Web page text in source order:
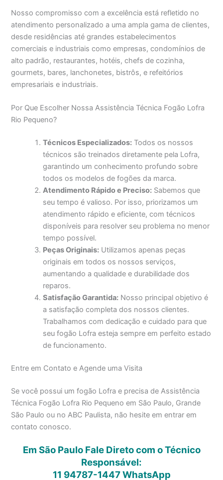
Nosso compromisso com a excelência está refletido no
atendimento personalizado a uma ampla gama de clientes,
desde residências até grandes estabelecimentos
comerciais e industriais como empresas, condomínios de
alto padrão, restaurantes, hotéis, chefs de cozinha,
gourmets, bares, lanchonetes, bistrôs, e refeitórios
empresariais e industriais.
Por Que Escolher Nossa Assistência Técnica Fogão Lofra
Rio Pequeno?
Técnicos Especializados: Todos os nossos
técnicos são treinados diretamente pela Lofra,
garantindo um conhecimento profundo sobre
todos os modelos de fogões da marca.
Atendimento Rápido e Preciso: Sabemos que
seu tempo é valioso. Por isso, priorizamos um
atendimento rápido e eficiente, com técnicos
disponíveis para resolver seu problema no menor
tempo possível.
Peças Originais: Utilizamos apenas peças
originais em todos os nossos serviços,
aumentando a qualidade e durabilidade dos
reparos.
Satisfação Garantida: Nosso principal objetivo é
a satisfação completa dos nossos clientes.
Trabalhamos com dedicação e cuidado para que
seu fogão Lofra esteja sempre em perfeito estado
de funcionamento.
Entre em Contato e Agende uma Visita
Se você possui um fogão Lofra e precisa de Assistência
Técnica Fogão Lofra Rio Pequeno em São Paulo, Grande
São Paulo ou no ABC Paulista, não hesite em entrar em
contato conosco.
Em São Paulo Fale Direto com o Técnico
Responsável:
11 94787-1447WhatsApp